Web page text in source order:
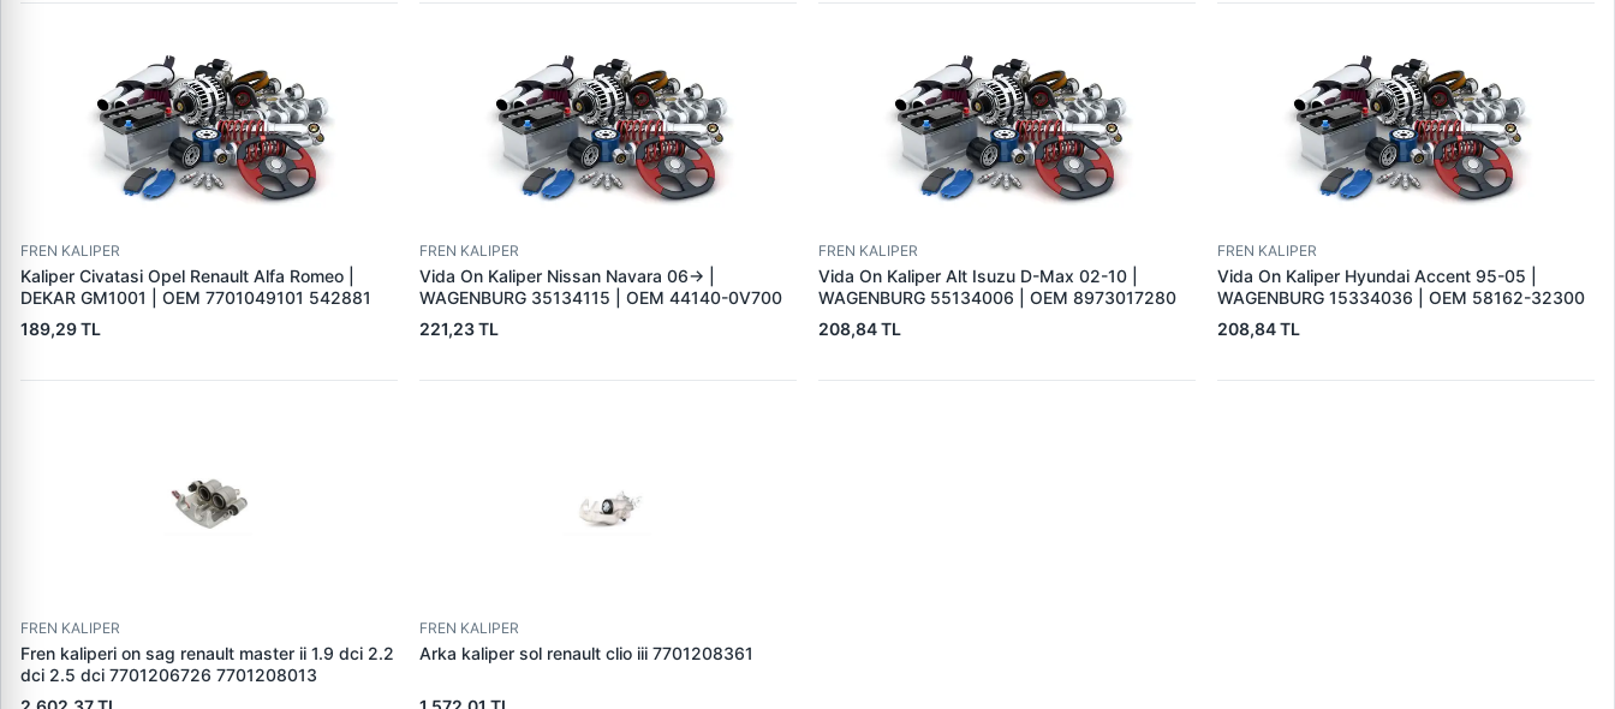
FREN KALIPER
Kaliper Civatasi Opel Renault Alfa Romeo |
DEKAR GM1001 | OEM 7701049101 542881
189,29 TL
FREN KALIPER
Vida On Kaliper Nissan Navara 06-> |
WAGENBURG 35134115 | OEM 44140-0V700
221,23 TL
FREN KALIPER
Vida On Kaliper Alt Isuzu D-Max 02-10 |
WAGENBURG 55134006 | OEM 8973017280
208,84 TL
FREN KALIPER
Vida On Kaliper Hyundai Accent 95-05 |
WAGENBURG 15334036 | OEM 58162-32300
208,84 TL
FREN KALIPER
Fren kaliperi on sag renault master ii 1.9 dci 2.2
dci 2.5 dci 7701206726 7701208013
FREN KALIPER
Arka kaliper sol renault clio iii 7701208361